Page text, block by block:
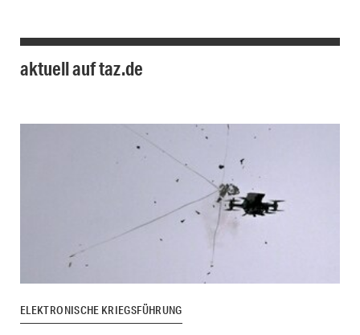
aktuell auf taz.de
ELEKTRONISCHE KRIEGSFÜHRUNG